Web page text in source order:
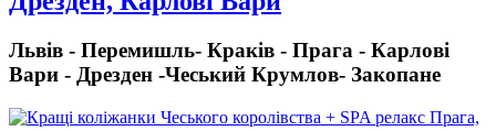
Львів - Перемишль- Краків - Прага - Карлові
Вари - Дрезден -Чеський Крумлов- Закопане